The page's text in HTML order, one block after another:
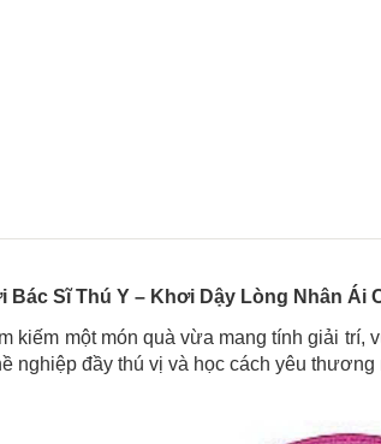
Bác Sĩ Thú Y – Khơi Dậy Lòng Nhân Ái
kiếm một món quà vừa mang tính giải
nghiệp đầy thú vị và học cách yêu